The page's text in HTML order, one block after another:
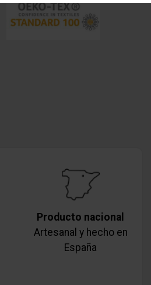
Producto nacional
Artesanal y hecho en
España